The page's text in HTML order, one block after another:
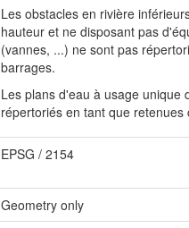
Les obstacles en rivière
hauteur et ne disposant pas
(vannes, ...) ne sont pas
barrages.
Les plans d'eau à usage unique
répertoriés en tant que retenues
EPSG/2154
Geometry only